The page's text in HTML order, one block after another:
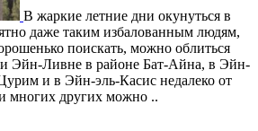
В жаркие летние дни окунуться в
даже таким избалованным людям,
поискать, можно облиться
Эйн-Ливне в районе Бат-Айна, в Эйн-
и в Эйн-эль-Касис недалеко от
многих других можно ..